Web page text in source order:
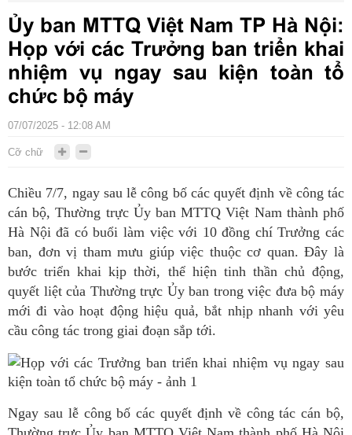
Ủy ban MTTQ Việt Nam TP Hà Nội:
Họp với các Trưởng ban triển khai
nhiệm vụ ngay sau kiện toàn tổ
chức bộ máy
07/07/2025 - 12:08 AM
Cỡ chữ
Chiều 7/7, ngay sau lễ công bố các quyết định về công tác
cán bộ, Thường trực Ủy ban MTTQ Việt Nam thành phố
Hà Nội đã có buổi làm việc với 10 đồng chí Trưởng các
ban, đơn vị tham mưu giúp việc thuộc cơ quan. Đây là
bước triển khai kịp thời, thể hiện tinh thần chủ động,
quyết liệt của Thường trực Ủy ban trong việc đưa bộ máy
mới đi vào hoạt động hiệu quả, bắt nhịp nhanh với yêu
cầu công tác trong giai đoạn sắp tới.
Ngay sau lễ công bố các quyết định về công tác cán bộ,